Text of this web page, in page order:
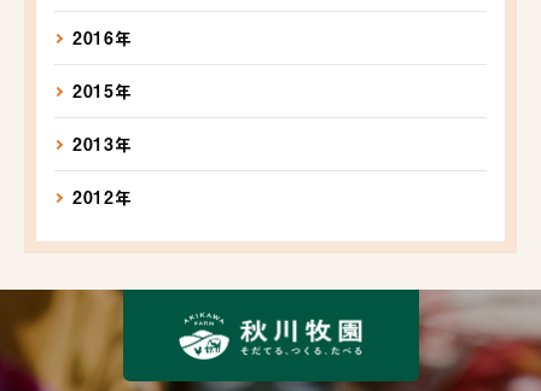
2016年
2015年
2013年
2012年